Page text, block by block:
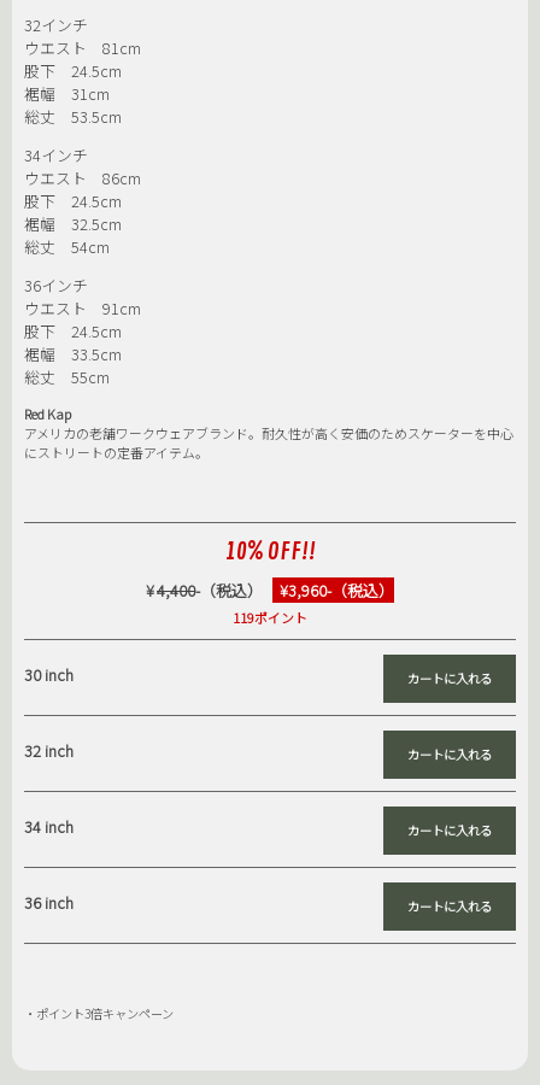
32インチ
ウエスト 81cm
股下 24.5cm
裾幅 31cm
総丈 53.5cm
34インチ
ウエスト 86cm
股下 24.5cm
裾幅 32.5cm
総丈 54cm
36インチ
ウエスト 91cm
股下 24.5cm
裾幅 33.5cm
総丈 55cm
Red Kap
アメリカの老舗ワークウェアブランド。耐久性が高く安価のためスケーターを中心
にストリートの定番アイテム。
10% OFF!!
¥4,400-（税込） ¥3,960-（税込）
119ポイント
30 inch
32 inch
34 inch
36 inch
・ポイント3倍キャンペーン